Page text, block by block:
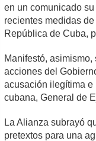
en un comunicado
recientes medidas
República de Cuba,
Manifestó,
acciones del
acusación ilegítima
cubana, General de
La Alianza subrayó
pretextos para una